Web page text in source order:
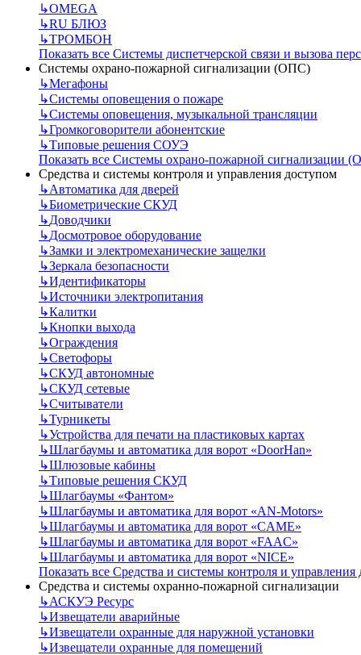
↳OMEGA
↳RU БЛЮЗ
↳ТРОМБОН
Показать все Системы диспетчерской связи и вызова
Системы охрано-пожарной сигнализации (ОПС)
↳Мегафоны
↳Системы оповещения о пожаре
↳Системы оповещения, музыкальной трансляции
↳Громкоговорители абонентские
↳Типовые решения СОУЭ
Показать все Системы охрано-пожарной сигнализации
Средства и системы контроля и управления доступом
↳Автоматика для дверей
↳Биометрические СКУД
↳Доводчики
↳Досмотровое оборудование
↳Замки и электромеханические защелки
↳Зеркала безопасности
↳Идентификаторы
↳Источники электропитания
↳Калитки
↳Кнопки выхода
↳Ограждения
↳Светофоры
↳СКУД автономные
↳СКУД сетевые
↳Считыватели
↳Турникеты
↳Устройства для печати на пластиковых картах
↳Шлагбаумы и автоматика для ворот «DoorHan»
↳Шлюзовые кабины
↳Типовые решения СКУД
↳Шлагбаумы «Фантом»
↳Шлагбаумы и автоматика для ворот «AN-Motors»
↳Шлагбаумы и автоматика для ворот «CAME»
↳Шлагбаумы и автоматика для ворот «FAAC»
↳Шлагбаумы и автоматика для ворот «NICE»
Показать все Средства и системы контроля и управления
Средства и системы охранно-пожарной сигнализации
↳АСКУЭ Ресурс
↳Извещатели аварийные
↳Извещатели охранные для наружной установки
↳Извещатели охранные для помещений